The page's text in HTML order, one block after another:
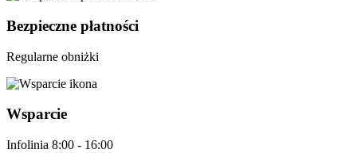
Bezpieczne płatności
Regularne obniżki
Wsparcie
Infolinia 8:00 - 16:00